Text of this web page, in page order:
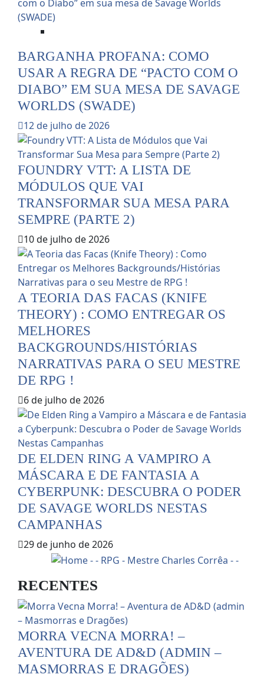
BARGANHA PROFANA: COMO
USAR A REGRA DE “PACTO COM O
DIABO” EM SUA MESA DE SAVAGE
WORLDS (SWADE)
12 de julho de 2026
FOUNDRY VTT: A LISTA DE
MÓDULOS QUE VAI
TRANSFORMAR SUA MESA PARA
SEMPRE (PARTE 2)
10 de julho de 2026
A TEORIA DAS FACAS (KNIFE
THEORY) : COMO ENTREGAR OS
MELHORES
BACKGROUNDS/HISTÓRIAS
NARRATIVAS PARA O SEU MESTRE
DE RPG !
6 de julho de 2026
DE ELDEN RING A VAMPIRO A
MÁSCARA E DE FANTASIA A
CYBERPUNK: DESCUBRA O PODER
DE SAVAGE WORLDS NESTAS
CAMPANHAS
29 de junho de 2026
RECENTES
MORRA VECNA MORRA! –
AVENTURA DE AD&D (ADMIN –
MASMORRAS E DRAGÕES)